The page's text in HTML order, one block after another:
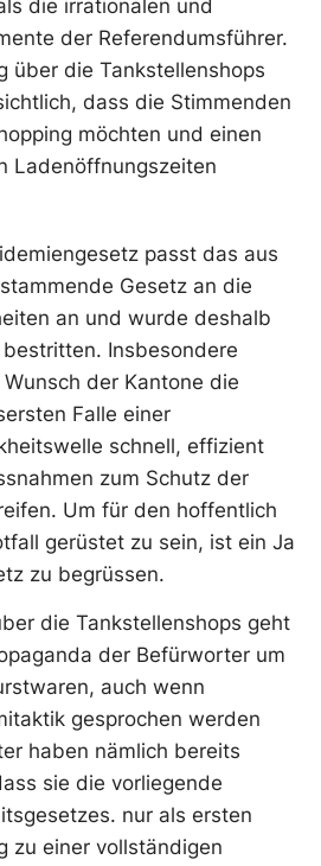
die irrationalen und
der Referendumsführer.
über die Tankstellenshops
dass die Stimmenden
möchten und einen
Ladenöffnungszeiten
passt das aus
Gesetz an die
an und wurde deshalb
Insbesondere
der Kantone die
Falle einer
schnell, effizient
zum Schutz der
Um für den hoffentlich
gerüstet zu sein, ist ein Ja
zu begrüssen.
die Tankstellenshops geht
der Befürworter um
auch wenn
gesprochen werden
haben nämlich bereits
sie die vorliegende
nur als ersten
zu einer vollständigen